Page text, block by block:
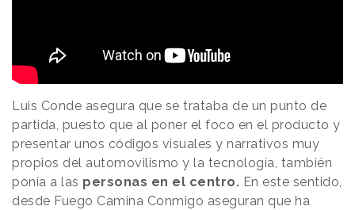
Luis Conde asegura que se trataba de un punto de
partida, puesto que al poner el foco en el producto y
presentar unos códigos visuales y narrativos muy
propios del automovilismo y la tecnología, también
ponía a las personas en el centro. En este sentido,
desde Fuego Camina Conmigo aseguran que ha